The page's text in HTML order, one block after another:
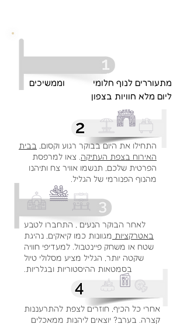
מתעוררים לנוף חלומי וממשיכים
ליום מלא חוויות בצפון
התחילו את היום בבוקר רגוע וקסום, בבית
האירוח בצפת העתיקה . צאו למרפסת
הפרטית שלכם, תנשמו אוויר צח ותיהנו
מהנוף הפנורמי של הגליל.
לאחר הבוקר הנעים , התחברו לטבע
באטרקציות מגוונות כמו קיאקים, נהיגת
שטח או משחק פיינטבול. למעדיפי חוויה
שקטה יותר, הגליל מציע מסלולי טיול
בסמטאות ההיסטוריות ובגלריות.
אחרי כל הכיף, חוזרים לצפת להתרעננות
קצרה. בערב? יוצאים ליהנות ממאכלים